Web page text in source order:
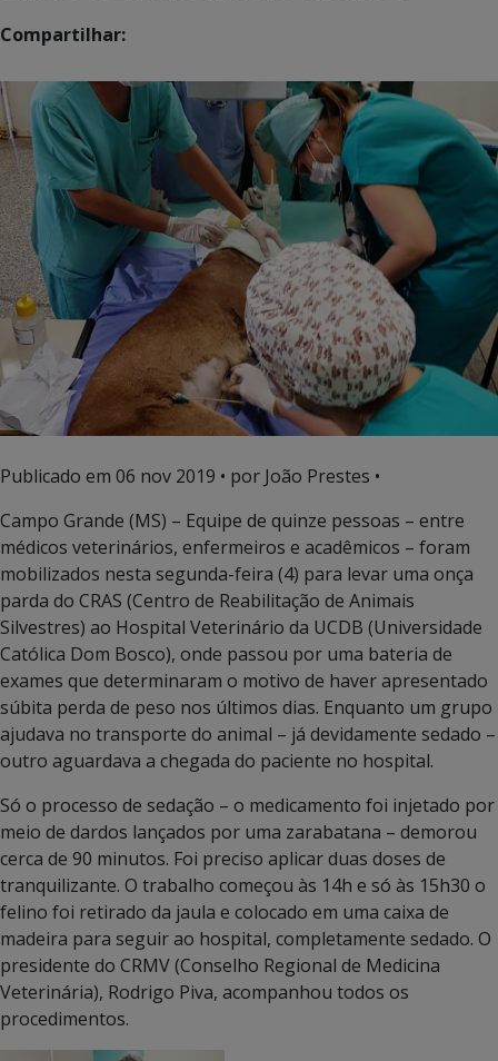
Compartilhar:
Publicado em 06 nov 2019 • por João Prestes •
Campo Grande (MS) – Equipe de quinze pessoas – entre
médicos veterinários, enfermeiros e acadêmicos – foram
mobilizados nesta segunda-feira (4) para levar uma onça
parda do CRAS (Centro de Reabilitação de Animais
Silvestres) ao Hospital Veterinário da UCDB (Universidade
Católica Dom Bosco), onde passou por uma bateria de
exames que determinaram o motivo de haver apresentado
súbita perda de peso nos últimos dias. Enquanto um grupo
ajudava no transporte do animal – já devidamente sedado –
outro aguardava a chegada do paciente no hospital.
Só o processo de sedação – o medicamento foi injetado por
meio de dardos lançados por uma zarabatana – demorou
cerca de 90 minutos. Foi preciso aplicar duas doses de
tranquilizante. O trabalho começou às 14h e só às 15h30 o
felino foi retirado da jaula e colocado em uma caixa de
madeira para seguir ao hospital, completamente sedado. O
presidente do CRMV (Conselho Regional de Medicina
Veterinária), Rodrigo Piva, acompanhou todos os
procedimentos.